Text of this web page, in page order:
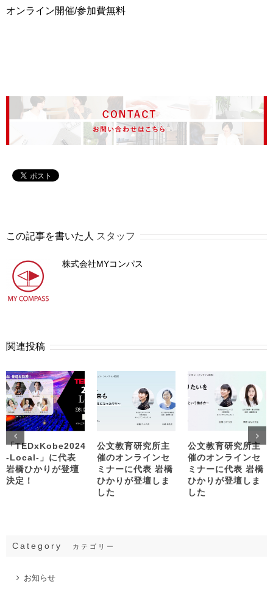
オンライン開催/参加費無料
この記事を書いた人 スタッフ
株式会社MYコンパス
関連投稿
「TEDxKobe2024
-Local-」に代表
岩橋ひかりが登壇
決定！
公文教育研究所主
催のオンラインセ
ミナーに代表 岩橋
ひかりが登壇しま
した
公文教育研究所主
催のオンラインセ
ミナーに代表 岩橋
ひかりが登壇しま
した
Category カテゴリー
お知らせ